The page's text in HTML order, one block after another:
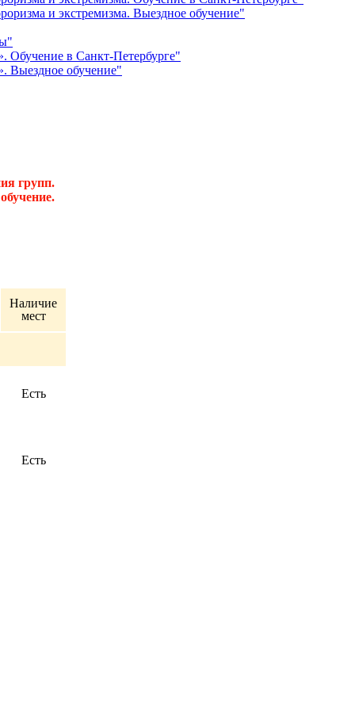
и экстремизма. Выездное обучение"
в Санкт-Петербурге"
Выездное обучение"
групп.
Наличие
мест
Есть
Есть